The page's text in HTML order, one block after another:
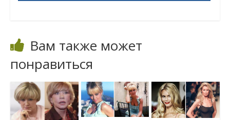
Вам также может
понравиться